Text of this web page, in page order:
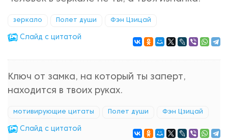
зеркало Полет души Фэн Цзицай
Cлайд с цитатой
Ключ от замка, на который ты заперт,
находится в твоих руках.
мотивирующие цитаты Полет души Фэн Цзицай
Cлайд с цитатой